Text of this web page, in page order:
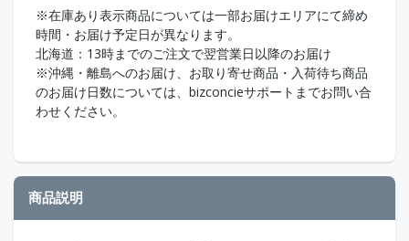
※在庫あり表示商品については一部お届けエリアにて締め
時間・お届け予定日が異なります。
北海道：13時までのご注文で翌営業日以降のお届け
※沖縄・離島へのお届け、お取り寄せ商品・入荷待ち商品
のお届け日数については、bizconcieサポートまでお問い合
わせください。
商品説明